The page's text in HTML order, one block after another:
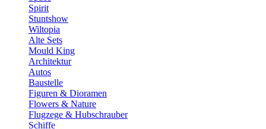
Spirit
Stuntshow
Wiltopia
Alte Sets
Mould King
Architektur
Autos
Baustelle
Figuren & Dioramen
Flowers & Nature
Flugzege & Hubschrauber
Schiffe